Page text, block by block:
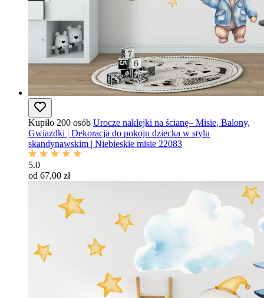
Kupiło 200 osób Urocze naklejki na ścianę– Misie, Balony,
Gwiazdki | Dekoracja do pokoju dziecka w stylu
skandynawskim | Niebieskie misie 22083
5.0
od 67,00 zł